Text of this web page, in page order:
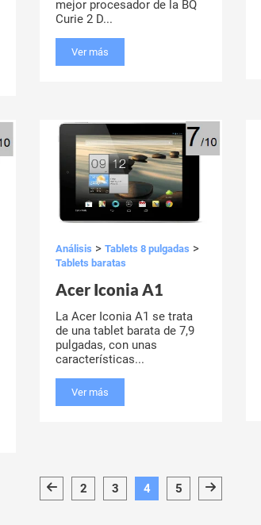
mejor procesador de la BQ
Curie 2 D...
Ver más
Análisis > Tablets 8 pulgadas >
Tablets baratas
Acer Iconia A1
La Acer Iconia A1 se trata
de una tablet barata de 7,9
pulgadas, con unas
características...
Ver más
2 3 4 5